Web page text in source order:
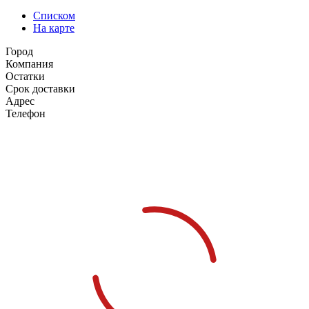
Списком
На карте
Город
Компания
Остатки
Срок доставки
Адрес
Телефон